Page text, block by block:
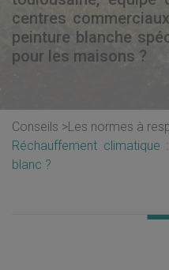
centres
peinture blanche
pour les maisons ?
Conseils
Les normes à
Réchauffement
blanc ?